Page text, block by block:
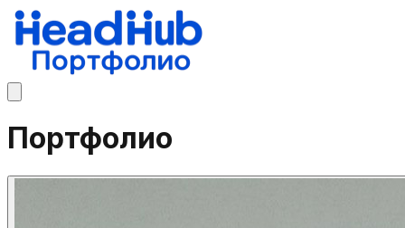
Портфолио